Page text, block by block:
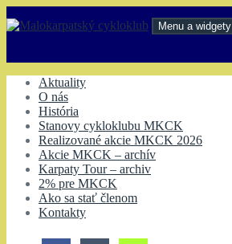
na
Menu a widgety
Aktuality
O nás
História
Stanovy cykloklubu MKCK
Realizované akcie MKCK 2026
Akcie MKCK – archív
Karpaty Tour – archiv
2% pre MKCK
Ako sa stať členom
Kontakty